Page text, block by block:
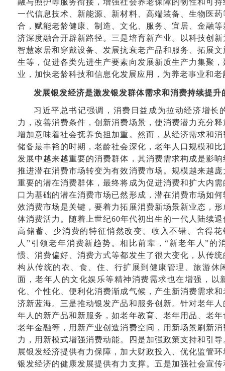
融与照护等服务衔接，增强社会养老保障的韧性和可
一代信息技术、新能源、新材料、高端装备、生物医
合，赋能老龄健康、制造、文化、服务、宜居、金融
济深度融合开辟新路径。三是培育新产业。以科技创
智慧家居和穿戴设备、发展抗衰老产品和服务、拓展
生等，促进各类先进生产要素向发展新质生产力集聚
业，加快老龄科技和信息化发展应用，为养老事业和
发展银发经济是激发银发群体需求和消费持续提升
习近平总书记强调，消费日益成为拉动经济增长
力，改善消费条件，创新消费场景，使消费潜力充分
增加意味着社会抚养负担加重。然而，从经济需求和
储备最丰裕的时期，老龄社会深化，老年人口规模和
发展中越来越重要的消费群体，其消费需求构成是影
推进潜在消费市场转变为有效消费市场。规模越来越
重要的潜在消费群体，最终将成为促进消费和扩大内
口为基础的潜在消费市场已然形成，潜在消费市场如
效消费市场是关键，要着力拓展消费新场景新业态，
体消费活力。随着上世纪60年代初出生的一代人陆续
高储蓄、少消费的特征悄然改变。收入不错、舍得
人”引领老年消费新趋势。相比前辈，“新老年人”的
惯、消费偏好、消费方式等都发生了很大变化，从传
构从传统的衣、食、住、行扩展到健康管理、旅游休
面，老年人的文化娱乐等精神消费需求也在增强，以
化、个性化、便利化消费渐成气候，产生新消费需求
济新蓝海。三是推动银发产品和服务创新。针对老年
年人的新产品和新服务，如老年教育、老年用品、老
老年金融等，用新产业创造消费空间，用新场景刷新
力，用新模式增强消费动能。四是加强政策支持和引
展银发经济提供有力保障，加大财政投入、优化监管
银发经济的健康发展提供有力支撑。五是加强社会宣